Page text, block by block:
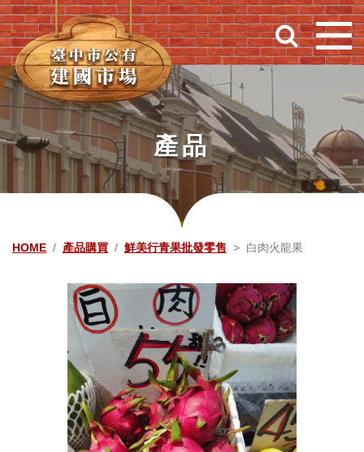
跳到主要內容
產品
HOME 產品購買 鮮美行青果批發零售 白肉火龍果